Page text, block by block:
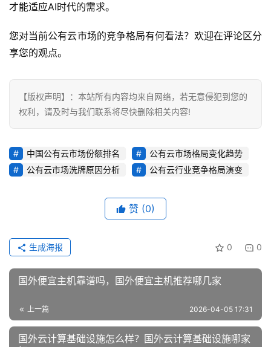
才能适应AI时代的需求。
您对当前公有云市场的竞争格局有何看法？欢迎在评论区分
享您的观点。
【版权声明】：本站所有内容均来自网络，若无意侵犯到您的
权利，请及时与我们联系将尽快删除相关内容!
中国公有云市场份额排名
公有云市场格局变化趋势
公有云市场洗牌原因分析
公有云行业竞争格局演变
赞 (0)
0 0
生成海报
国外便宜主机靠谱吗，国外便宜主机推荐哪几家
上一篇 2026-04-05 17:31
国外云计算基础设施怎么样？国外云计算基础设施哪家